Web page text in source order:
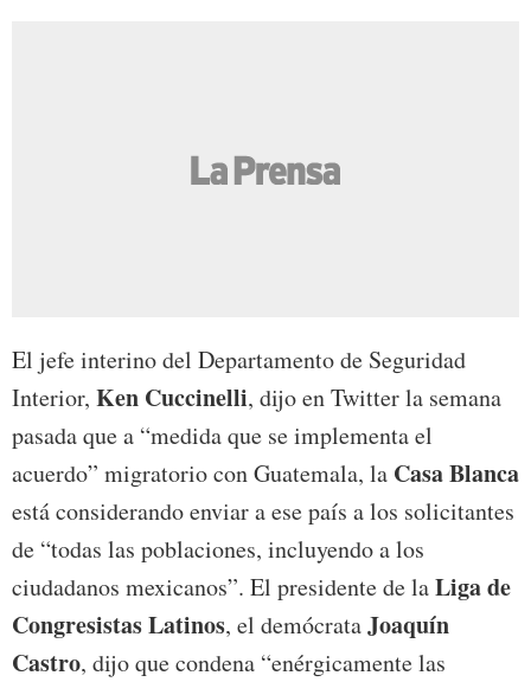
El jefe interino del Departamento de Seguridad
Interior, Ken Cuccinelli, dijo en Twitter la semana
pasada que a “medida que se implementa el
acuerdo” migratorio con Guatemala, la Casa Blanca
está considerando enviar a ese país a los solicitantes
de “todas las poblaciones, incluyendo a los
ciudadanos mexicanos”. El presidente de laLiga de
Congresistas Latinos, el demócrataJoaquín
Castro, dijo que condena “enérgicamente las